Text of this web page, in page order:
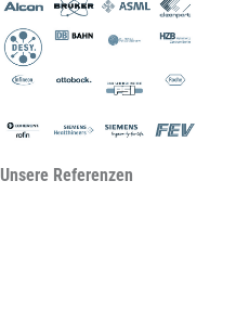
Unsere Referenzen